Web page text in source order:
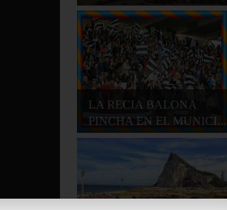
REG...
LA RECIA BALONA
PINCHA EN EL MUNICI...